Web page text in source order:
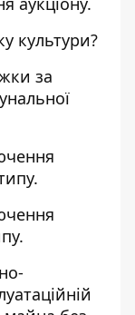
культури?
за